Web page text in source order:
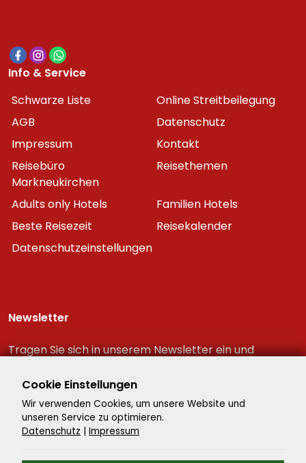
Info & Service
Schwarze Liste
Online Streitbeilegung
AGB
Datenschutz
Impressum
Kontakt
Reisebüro
Markneukirchen
Reisethemen
Adults only Hotels
Familien Hotels
Beste Reisezeit
Reisekalender
Datenschutzeinstellungen
Newsletter
Tragen Sie sich in unserem Newsletter ein und
Reiseschnäppchen!
Cookie Einstellungen
Wir verwenden Cookies, um unsere Website und
unseren Service zu optimieren.
Datenschutz | Impressum